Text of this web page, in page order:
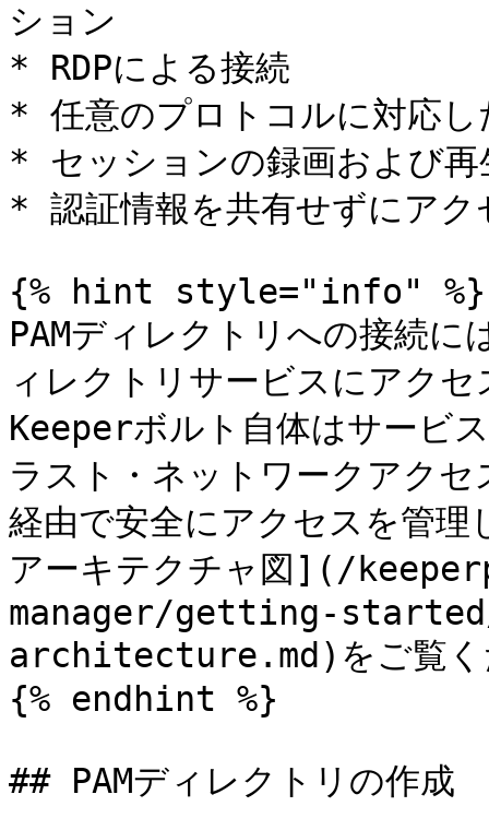
ション
* RDPによる接続
* 任意のプロトコルに対応し
* セッションの録画および再
* 認証情報を共有せずにアク
{% hint style="info" %}
PAMディレクトリへの接続
ィレクトリサービスにアク
Keeperボルト自体はサービ
ラスト・ネットワークアク
経由で安全にアクセスを管
アーキテクチャ図](/
manager/getting-
architecture.md)をご覧く
{% endhint %}
## PAMディレクトリの作成